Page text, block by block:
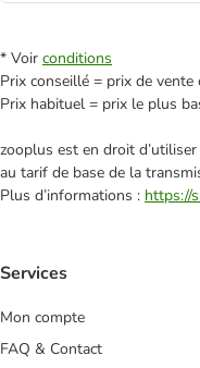
* Voir conditions
Prix conseillé = prix de
Prix habituel = prix le plus
zooplus est en droit
au tarif de base de la
Plus d’informations : https://
Services
Mon compte
FAQ & Contact